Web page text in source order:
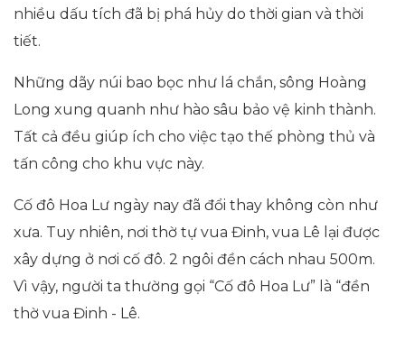
nhiều dấu tích đã bị phá hủy do thời gian và thời
tiết.
Những dãy núi bao bọc như lá chắn, sông Hoàng
Long xung quanh như hào sâu bảo vệ kinh thành.
Tất cả đều giúp ích cho việc tạo thế phòng thủ và
tấn công cho khu vực này.
Cố đô Hoa Lư ngày nay đã đổi thay không còn như
xưa. Tuy nhiên, nơi thờ tự vua Đinh, vua Lê lại được
xây dựng ở nơi cố đô. 2 ngôi đền cách nhau 500m.
Vì vậy, người ta thường gọi “Cố đô Hoa Lư” là “đền
thờ vua Đinh - Lê.